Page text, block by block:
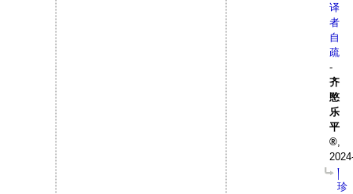
译
者
自
疏
-
齐
愍
乐
平
,
།
珍